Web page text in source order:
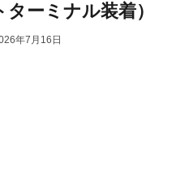
ーミナル装着）
年7月16日